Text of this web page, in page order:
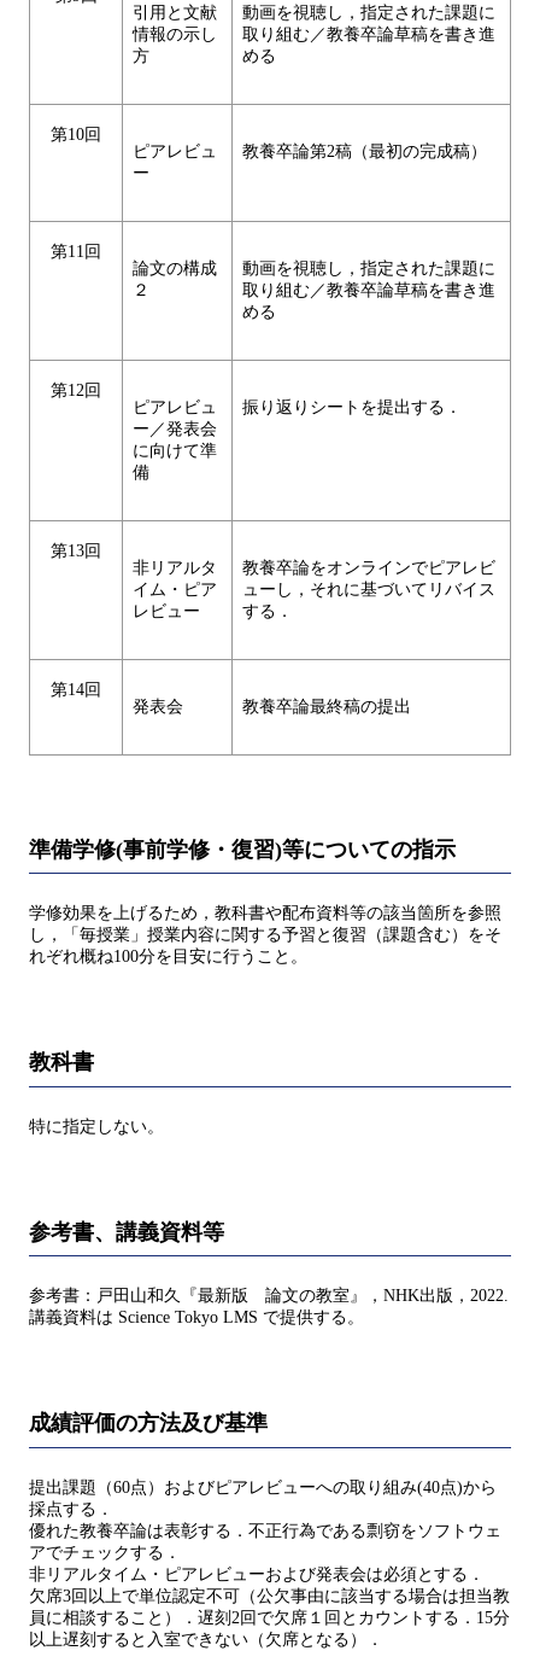
引用と文献
情報の示し
方
動画を視聴し，指定された課題に
取り組む／教養卒論草稿を書き進
める
第10回
ピアレビュ
ー
教養卒論第2稿（最初の完成稿）
第11回
論文の構成
２
動画を視聴し，指定された課題に
取り組む／教養卒論草稿を書き進
める
第12回
ピアレビュ
ー／発表会
に向けて準
備
振り返りシートを提出する．
第13回
非リアルタ
イム・ピア
レビュー
教養卒論をオンラインでピアレビ
ューし，それに基づいてリバイス
する．
第14回
発表会
教養卒論最終稿の提出
準備学修(事前学修・復習)等についての指示
学修効果を上げるため，教科書や配布資料等の該当箇所を参照
し，「毎授業」授業内容に関する予習と復習（課題含む）をそ
れぞれ概ね100分を目安に行うこと。
教科書
特に指定しない。
参考書、講義資料等
参考書：戸田山和久『最新版 論文の教室』，NHK出版，2022.
講義資料は Science Tokyo LMS で提供する。
成績評価の方法及び基準
提出課題（60点）およびピアレビューへの取り組み(40点)から
採点する．
優れた教養卒論は表彰する．不正行為である剽窃をソフトウェ
アでチェックする．
非リアルタイム・ピアレビューおよび発表会は必須とする．
欠席3回以上で単位認定不可（公欠事由に該当する場合は担当教
員に相談すること）．遅刻2回で欠席１回とカウントする．15分
以上遅刻すると入室できない（欠席となる）．